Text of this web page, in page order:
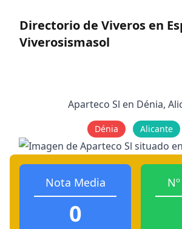
Directorio de Viveros en
Viverosismasol
Aparteco Sl en Dénia,
Dénia Alicante
Nota Media
0